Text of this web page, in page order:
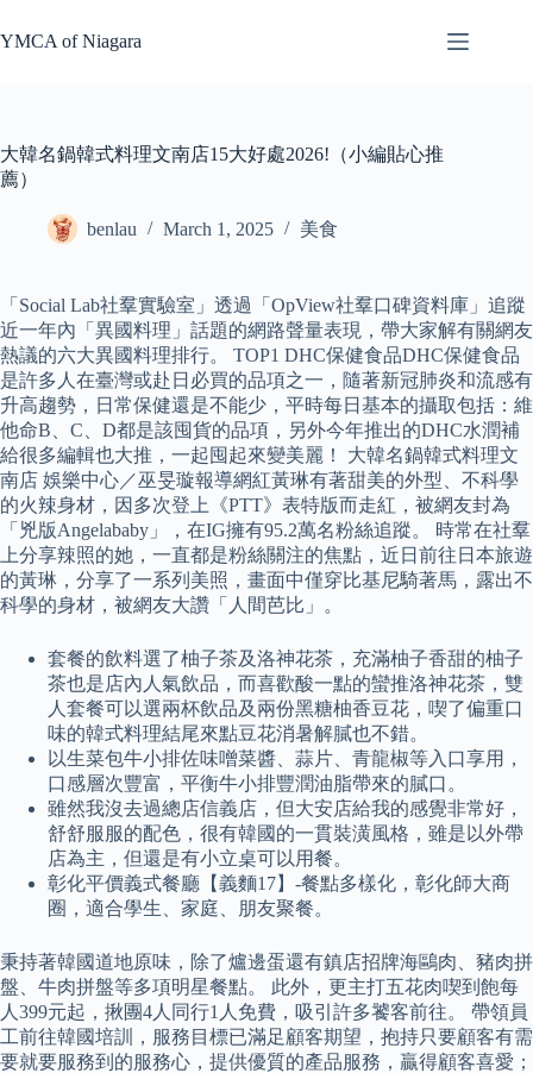
to
content
YMCA of Niagara
大韓名鍋韓式料理文南店15大好處2026!（小編貼心推
薦）
benlau March 1, 2025 美食
「Social Lab社羣實驗室」透過「OpView社羣口碑資料庫」追蹤
近一年內「異國料理」話題的網路聲量表現，帶大家解有關網友
熱議的六大異國料理排行。 TOP1 DHC保健食品DHC保健食品
是許多人在臺灣或赴日必買的品項之一，隨著新冠肺炎和流感有
升高趨勢，日常保健還是不能少，平時每日基本的攝取包括：維
他命B、C、D都是該囤貨的品項，另外今年推出的DHC水潤補
給很多編輯也大推，一起囤起來變美麗！ 大韓名鍋韓式料理文
南店 娛樂中心／巫旻璇報導網紅黃琳有著甜美的外型、不科學
的火辣身材，因多次登上《PTT》表特版而走紅，被網友封為
「兇版Angelababy」，在IG擁有95.2萬名粉絲追蹤。 時常在社羣
上分享辣照的她，一直都是粉絲關注的焦點，近日前往日本旅遊
的黃琳，分享了一系列美照，畫面中僅穿比基尼騎著馬，露出不
科學的身材，被網友大讚「人間芭比」。
套餐的飲料選了柚子茶及洛神花茶，充滿柚子香甜的柚子
茶也是店內人氣飲品，而喜歡酸一點的蠻推洛神花茶，雙
人套餐可以選兩杯飲品及兩份黑糖柚香豆花，喫了偏重口
味的韓式料理結尾來點豆花消暑解膩也不錯。
以生菜包牛小排佐味噌菜醬、蒜片、青龍椒等入口享用，
口感層次豐富，平衡牛小排豐潤油脂帶來的膩口。
雖然我沒去過總店信義店，但大安店給我的感覺非常好，
舒舒服服的配色，很有韓國的一貫裝潢風格，雖是以外帶
店為主，但還是有小立桌可以用餐。
彰化平價義式餐廳【義麵17】-餐點多樣化，彰化師大商
圈，適合學生、家庭、朋友聚餐。
秉持著韓國道地原味，除了爐邊蛋還有鎮店招牌海鷗肉、豬肉拼
盤、牛肉拼盤等多項明星餐點。 此外，更主打五花肉喫到飽每
人399元起，揪團4人同行1人免費，吸引許多饕客前往。 帶領員
工前往韓國培訓，服務目標已滿足顧客期望，抱持只要顧客有需
要就要服務到的服務心，提供優質的產品服務，贏得顧客喜愛；